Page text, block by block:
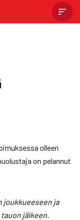
olleen
on pelannut
joukkueeseen ja
jälkeen.